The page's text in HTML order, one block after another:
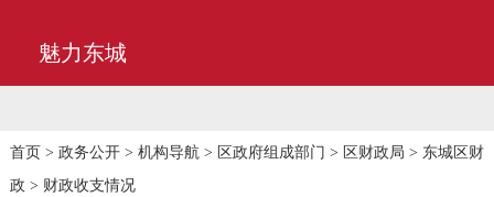
魅力东城
首页 > 政务公开> 机构导航 > 区政府组成部门 > 区财政局 > 东城区财
政 > 财政收支情况